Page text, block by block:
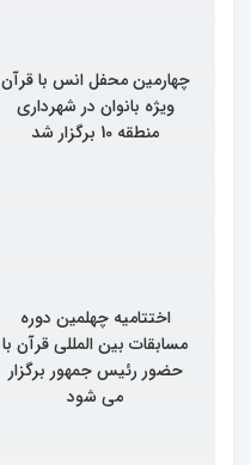
چهارمین محفل انس با قرآن
ویژه بانوان در شهرداری
منطقه 10 برگزار شد
اختتامیه چهلمین دوره
مسابقات بین المللی قرآن با
حضور رئیس جمهور برگزار
می شود